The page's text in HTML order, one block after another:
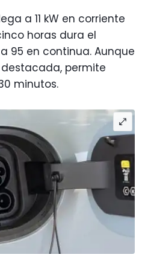
a 11 kW en corriente
horas dura el
95 en continua. Aunque
permite
minutos.